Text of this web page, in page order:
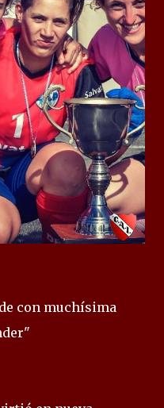
con muchísima